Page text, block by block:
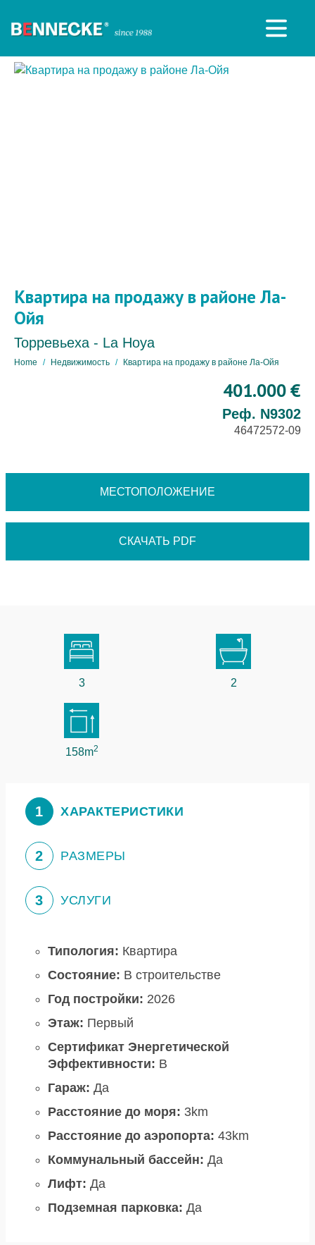
Квартира на продажу в районе Ла-
Ойя
Торревьеха - La Hoya
Home Недвижимость Квартира на продажу в районе Ла-Ойя
401.000 €
Реф. N9302
46472572-09
МЕСТОПОЛОЖЕНИЕ
СКАЧАТЬ PDF
3 2
158m2
1 ХАРАКТЕРИСТИКИ
2 РАЗМЕРЫ
3 УСЛУГИ
Типология: Квартира
Состояние: В строительстве
Год постройки: 2026
Этаж: Первый
Сертификат Энергетической
Эффективности: B
Гараж: Да
Расстояние до моря: 3km
Расстояние до аэропорта: 43km
Коммунальный бассейн: Да
Лифт: Да
Подземная парковка: Да